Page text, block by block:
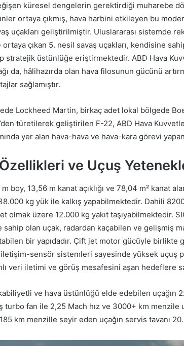
küresel dengelerin gerektirdiği muharebe
ortaya çıkmış, hava harbini etkileyen bu
uçakları geliştirilmiştir. Uluslararası sistemde
çıkan 5. nesil savaş uçakları, kendisine
stratejik üstünlüğe eriştirmektedir. ABD Hava
da, hâlihazırda olan hava filosunun gücünü
sağlamıştır.
Lockheed Martin, birkaç adet lokal bölgede
türetilerek geliştirilen F-22, ABD Hava
yer alan hava-hava ve hava-kara görevi
ve Uçuş
boy, 13,56 m kanat açıklığı ve 78,04 m² kanat
kg yük ile kalkış yapabilmektedir. Dahili
olmak üzere 12.000 kg yakıt taşıyabilmektedir.
sahip olan uçak, radardan kaçabilen ve gelişmiş
bir yapıdadır. Çift jet motor gücüyle birlikte
sensör sistemleri sayesinde yüksek uçuş
veri iletimi ve görüş mesafesini aşan hedeflere
ve hava üstünlüğü elde edebilen uçağın
turbo fan ile 2,25 Mach hız ve 3000+ km menzile
km menzille seyir eden uçağın servis tavanı